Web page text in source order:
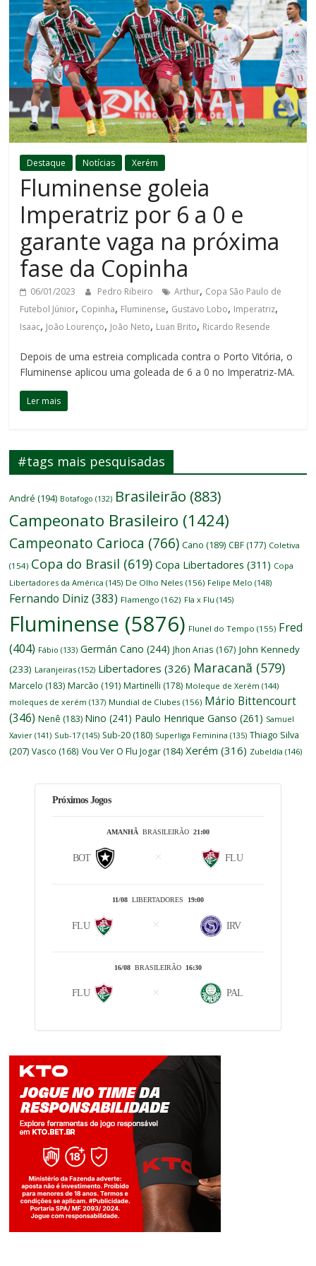
Destaque Notícias Xerém
Fluminense goleia
Imperatriz por 6 a 0 e
garante vaga na próxima
fase da Copinha
06/01/2023 Pedro Ribeiro Arthur, Copa São Paulo de
Futebol Júnior, Copinha, Fluminense, Gustavo Lobo, Imperatriz,
Isaac, João Lourenço, João Neto, Luan Brito, Ricardo Resende
Depois de uma estreia complicada contra o Porto Vitória, o
Fluminense aplicou uma goleada de 6 a 0 no Imperatriz-MA.
Ler mais
#tags mais pesquisadas
André (194) Botafogo (132) Brasileirão (883)
Campeonato Brasileiro (1424)
Campeonato Carioca (766) Cano (189) CBF (177) Coletiva
(154) Copa do Brasil (619) Copa Libertadores (311) Copa
Libertadores da América (145) De Olho Neles (156) Felipe Melo (148)
Fernando Diniz (383) Flamengo (162) Fla x Flu (145)
Fluminense (5876) Flunel do Tempo (155) Fred
(404) Fábio (133) Germán Cano (244) Jhon Arias (167) John Kennedy
(233) Laranjeiras (152) Libertadores (326) Maracanã (579)
Marcelo (183) Marcão (191) Martinelli (178) Moleque de Xerém (144)
moleques de xerém (137) Mundial de Clubes (156) Mário Bittencourt
(346) Nenê (183) Nino (241) Paulo Henrique Ganso (261) Samuel
Xavier (141) Sub-17 (145) Sub-20 (180) Superliga Feminina (135) Thiago Silva
(207) Vasco (168) Vou Ver O Flu Jogar (184) Xerém (316) Zubeldía (146)
Próximos Jogos
AMANHÃBRASILEIRÃO 21:00
BOT FLU
11/08LIBERTADORES 19:00
FLU IRV
16/08BRASILEIRÃO 16:30
FLU PAL